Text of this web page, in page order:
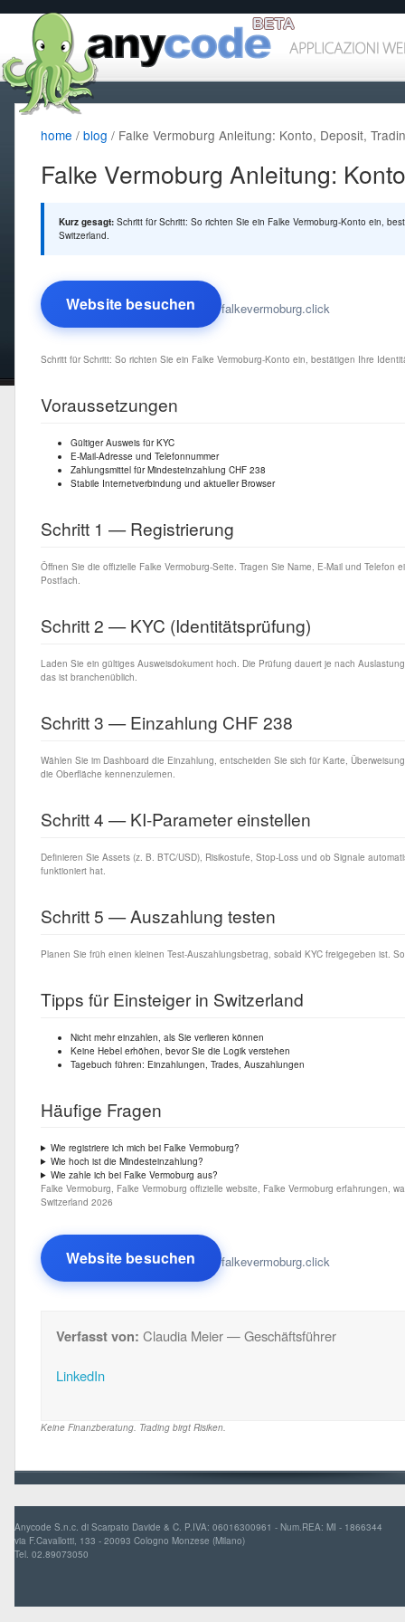
home / blog / Falke Vermoburg Anleitung: Konto, Deposit,
Falke Vermoburg Anleitung:
Kurz gesagt: Schritt für Schritt: So richten Sie ein Falke Vermoburg-Konto ein,
Switzerland.
Website besuchen falkevermoburg.click
Schritt für Schritt: So richten Sie ein Falke Vermoburg-Konto ein, bestätigen Ihre
Voraussetzungen
Gültiger Ausweis für KYC
E-Mail-Adresse und Telefonnummer
Zahlungsmittel für Mindesteinzahlung CHF 238
Stabile Internetverbindung und aktueller Browser
Schritt 1 — Registrierung
Öffnen Sie die offizielle Falke Vermoburg-Seite. Tragen Sie Name, E-Mail und
Postfach.
Schritt 2 — KYC (Identitätsprüfung)
Laden Sie ein gültiges Ausweisdokument hoch. Die Prüfung dauert je nach
das ist branchenüblich.
Schritt 3 — Einzahlung CHF 238
Wählen Sie im Dashboard die Einzahlung, entscheiden Sie sich für Karte,
die Oberfläche kennenzulernen.
Schritt 4 — KI-Parameter einstellen
Definieren Sie Assets (z. B. BTC/USD), Risikostufe, Stop-Loss und ob Signale
funktioniert hat.
Schritt 5 — Auszahlung testen
Planen Sie früh einen kleinen Test-Auszahlungsbetrag, sobald KYC freigegeben ist.
Tipps für Einsteiger in Switzerland
Nicht mehr einzahlen, als Sie verlieren können
Keine Hebel erhöhen, bevor Sie die Logik verstehen
Tagebuch führen: Einzahlungen, Trades, Auszahlungen
Häufige Fragen
Wie registriere ich mich bei Falke Vermoburg?
Wie hoch ist die Mindesteinzahlung?
Wie zahle ich bei Falke Vermoburg aus?
Falke Vermoburg, Falke Vermoburg offizielle website, Falke Vermoburg erfahrungen,
Switzerland 2026
Website besuchen falkevermoburg.click
Verfasst von: Claudia Meier — Geschäftsführer
LinkedIn
Keine Finanzberatung. Trading birgt Risiken.
Anycode S.n.c. di Scarpato Davide & C. P.IVA: 06016300961 - Num.REA: MI - 1866344
via F.Cavallotti, 133 - 20093 Cologno Monzese (Milano)
Tel. 02.89073050